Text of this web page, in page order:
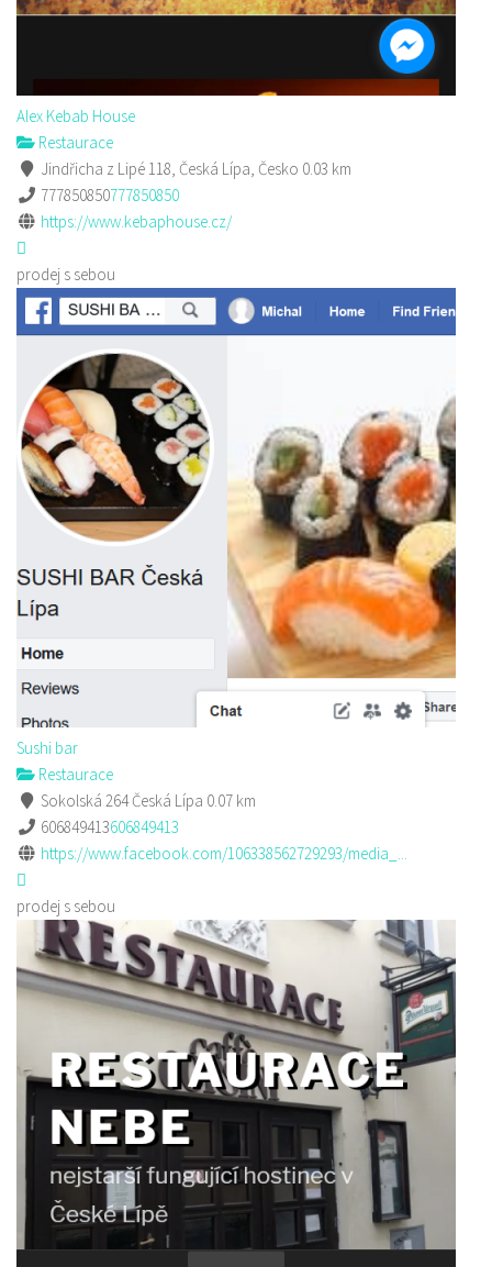
Alex Kebab House
Restaurace
Jindřicha z Lipé 118, Česká Lípa, Česko 0.03 km
777850850777850850
https://www.kebaphouse.cz/
prodej s sebou
Sushi bar
Restaurace
Sokolská 264 Česká Lípa 0.07 km
606849413606849413
https://www.facebook.com/106338562729293/media_...
prodej s sebou